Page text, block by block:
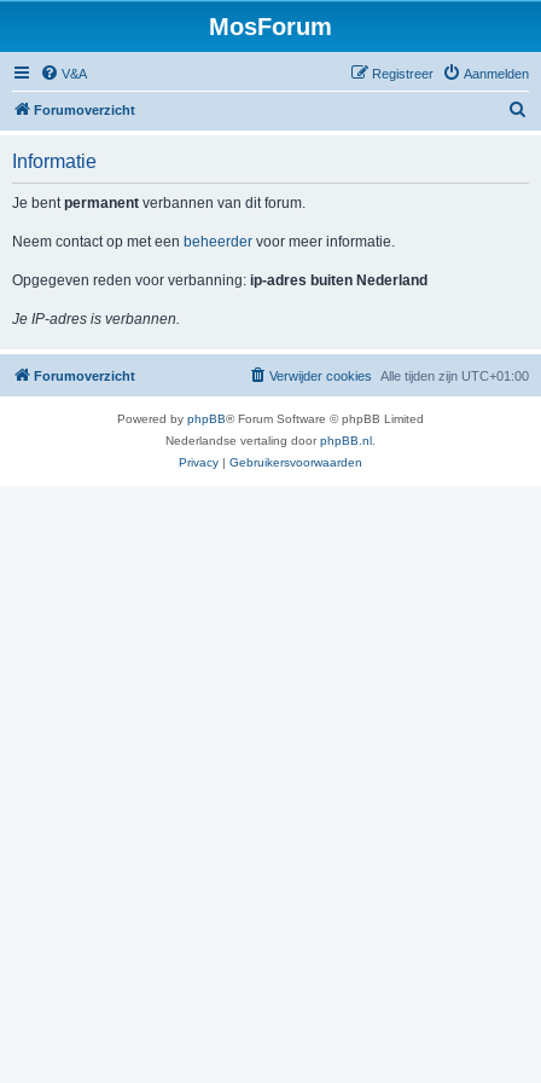
MosForum
V&A Aanmelden
Registreer
Forumoverzicht
Informatie
Je bentpermanent verbannen van dit forum.
Neem contact op met een beheerder voor meer informatie.
Opgegeven reden voor verbanning: ip-adres buiten Nederland
Je IP-adres is verbannen.
Forumoverzicht Alle tijden zijn UTC+01:00
Verwijder cookies
Powered by phpBB® Forum Software © phpBB Limited
Nederlandse vertaling doorphpBB.nl
Privacy | Gebruikersvoorwaarden